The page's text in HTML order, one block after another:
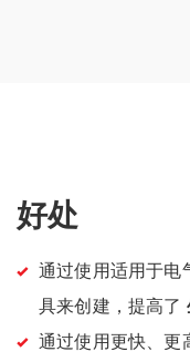
好处
通过使用适用于电
具来创建，提高了
通过使用更快、更